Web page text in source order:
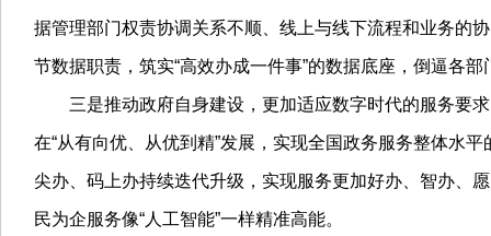
据管理部门权责协调关系不顺、线上与线下流程和业务的
节数据职责，筑实“高效办成一件事”的数据底座，倒逼各
三是推动政府自身建设，更加适应数字时代的服务要求
在“从有向优、从优到精”发展，实现全国政务服务整体水
尖办、码上办持续迭代升级，实现服务更加好办、智办、
民为企服务像“人工智能”一样精准高能。